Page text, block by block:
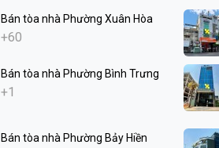
Bán tòa nhà Phường Xuân Hòa
+60
Bán tòa nhà Phường Bình Trưng
+1
Bán tòa nhà Phường Bảy Hiền